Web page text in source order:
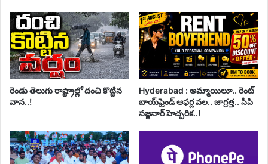
రెండు తెలుగు రాష్ట్రాల్లో దంచి కొట్టిన
వాన..!
Hyderabad : అమ్మాయిలూ.. రెంట్
బాయ్‌ఫ్రెండ్ ఆఫర్ల వల.. జాగ్రత్త.. సీపి
సజ్జనార్ హెచ్చరిక..!